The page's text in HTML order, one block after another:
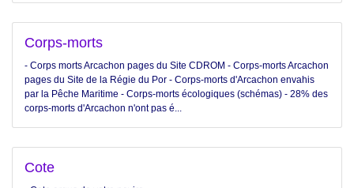
Corps-morts
- Corps morts Arcachon pages du Site CDROM - Corps-morts Arcachon
pages du Site de la Régie du Por - Corps-morts d'Arcachon envahis
par la Pêche Maritime - Corps-morts écologiques (schémas) - 28% des
corps-morts d'Arcachon n'ont pas é...
Cote